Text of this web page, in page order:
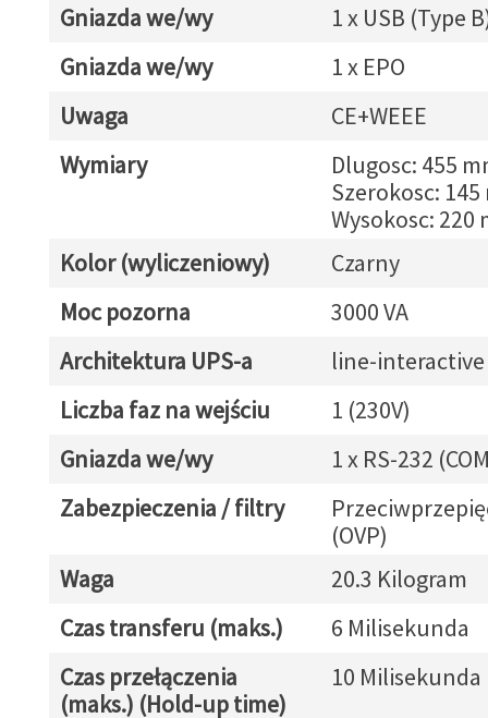
Gniazda we/wy
1 x USB (Type
Gniazda we/wy
1 x EPO
Uwaga
CE+WEEE
Wymiary
Dlugosc: 455
Szerokosc: 145
Wysokosc: 220
Kolor (wyliczeniowy)
Czarny
Moc pozorna
3000 VA
Architektura UPS-a
line-interactive
Liczba faz na wejściu
1 (230V)
Gniazda we/wy
1 x RS-232
Zabezpieczenia / filtry
(OVP)
Waga
20.3 Kilogram
Czas transferu (maks.)
6 Milisekunda
Czas przełączenia
(maks.) (Hold-up time)
10 Milisekunda